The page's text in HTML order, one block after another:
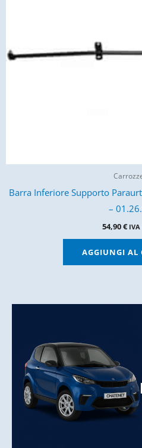
Barra Inferiore Supporto
–
54,90€ IVA
AGGIUNGI AL